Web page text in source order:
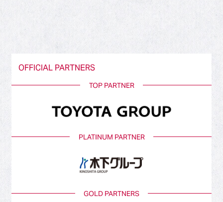
OFFICIAL PARTNERS
TOP PARTNER
PLATINUM PARTNER
GOLD PARTNERS